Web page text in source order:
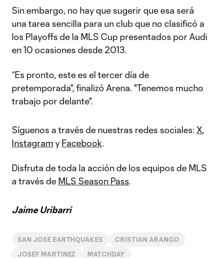
Sin embargo, no hay que sugerir que esa será
una tarea sencilla para un club que no clasificó a
los Playoffs de la MLS Cup presentados por Audi
en 10 ocasiones desde 2013.
“Es pronto, este es el tercer día de
pretemporada", finalizó Arena. "Tenemos mucho
trabajo por delante".
Síguenos a través de nuestras redes sociales: X,
Instagram y Facebook.
Disfruta de toda la acción de los equipos de MLS
a través de MLS Season Pass.
Jaime Uribarri
SAN JOSE EARTHQUAKES CRISTIAN ARANGO
JOSEF MARTINEZ MATCHDAY